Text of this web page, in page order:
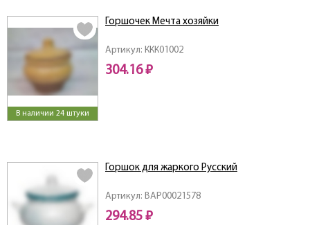
В наличии 24 штуки
Артикул: ККК01002
Горшочек Мечта хозяйки
304.16 ₽
Артикул: ВАР00021578
Горшок для жаркого Русский
294.85 ₽